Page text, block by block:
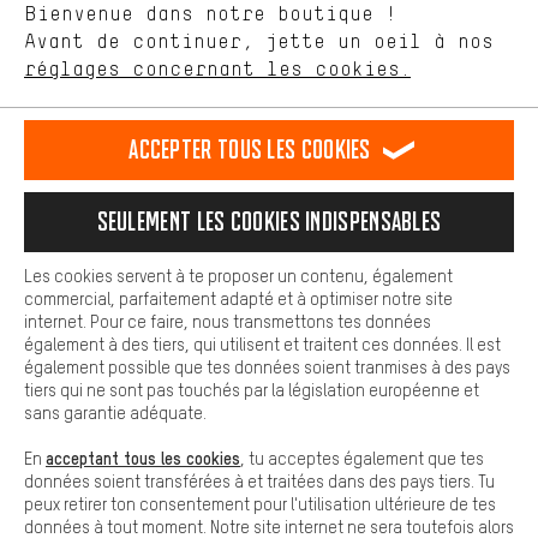
Langue"
français english
EN Deutsch español
RÉSILIER LE CONTRAT Communauté d'Aix-la-Chapelle
Programme d'affiliation Mentions Légales Protection des données
Conditions générales de vente Plateforme d'Alerte
Reprise des batteries Corepile Paramètres de cookies
Modifier le contraste
Tous les prix s'entendent en euros (MwSt hors) plus les
frais de portpour la livraison versÉtats-Unis.
Bienvenue dans notre boutique !
Avant de continuer, jette un oeil à nos
réglages concernant les cookies.
nous proposons grâce à ton comportement d'achat.
Plus de confort
est plus confortable. Avec les cookies de confort, nous
Nous pouvons ainsi mettre à ta disposition d'autres contenus et
informations utiles. De plus, tu as la possibilité d'utiliser des
facilement les bons produits. Par exemple, nous proposons une
facilement aux questions.
Cookies de base
Les cookies de base garantissent que tu puisses utiliser les
fonctions de notre site web.
Accepter tous les cookies
Seulement les cookies indispensables
Les cookies servent à te proposer un contenu, également
commercial, parfaitement adapté et à optimiser notre site
internet. Pour ce faire, nous transmettons tes données
également à des tiers, qui utilisent et traitent ces données. Il est
également possible que tes données soient tranmises à des pays
tiers qui ne sont pas touchés par la législation européenne et
sans garantie adéquate.
En acceptant tous les cookies , tu acceptes également que tes
données soient transférées à et traitées dans des pays tiers. Tu
peux retirer ton consentement pour l'utilisation ultérieure de tes
données à tout moment. Notre site internet ne sera toutefois alors